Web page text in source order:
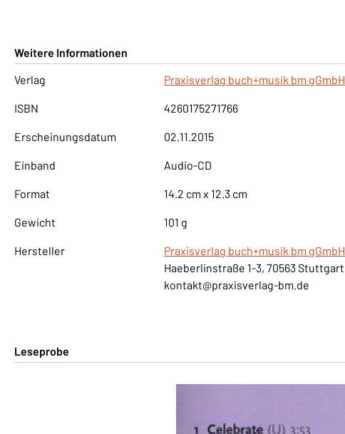
Weitere Informationen
Verlag
Praxisverlag buch+musik bm gGmbH
ISBN 4260175271766
Erscheinungsdatum 02.11.2015
Einband Audio-CD
Format 14.2 cm x 12.3 cm
Gewicht 101 g
Hersteller
Praxisverlag buch+musik bm gGmbH
Haeberlinstraße 1-3, 70563 Stuttgart
kontakt@praxisverlag-bm.de
Leseprobe